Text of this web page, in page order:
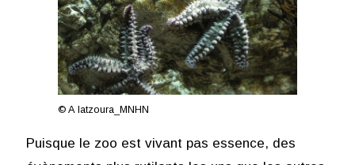
© A Iatzoura_MNHN
Puisque le zoo est vivant pas essence, des